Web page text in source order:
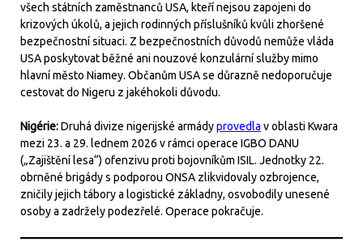
všech státních zaměstnanců USA, kteří nejsou zapojeni do
krizových úkolů, a jejich rodinných příslušníků kvůli zhoršené
bezpečnostní situaci. Z bezpečnostních důvodů nemůže vláda
USA poskytovat běžné ani nouzové konzulární služby mimo
hlavní město Niamey. Občanům USA se důrazně nedoporučuje
cestovat do Nigeru z jakéhokoli důvodu.
Nigérie:Druhá divize nigerijské armádyprovedla v oblasti Kwara
mezi 23. a 29. lednem 2026 v rámci operace IGBO DANU
(„Zajištění lesa“) ofenzivu proti bojovníkům ISIL. Jednotky 22.
obrněné brigády s podporou ONSA zlikvidovaly ozbrojence,
zničily jejich tábory a logistické základny, osvobodily unesené
osoby a zadržely podezřelé. Operace pokračuje.